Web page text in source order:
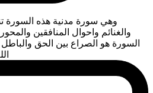
وهي سورة مدنية هذه السورة
والغنائم واحوال المنافقين
السورة هو الصراع بين الحق